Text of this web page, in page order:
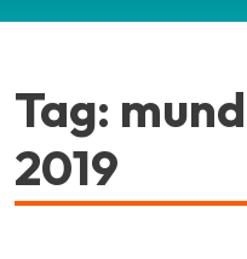
Tag:
2019